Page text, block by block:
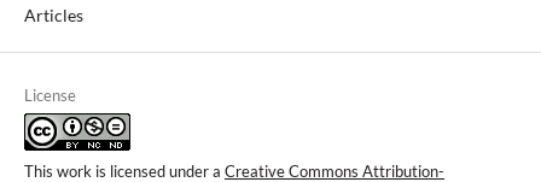
Articles
License
This work is licensed under a Creative Commons Attribution-